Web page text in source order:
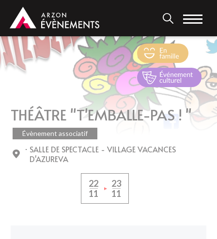
contenu
principal
THÉÂTRE "T'EMBALLE-PAS ! "
Évènement associatif
SALLE DE SPECTACLE - VILLAGE VACANCES
D'AZUREVA
22
11
23
11